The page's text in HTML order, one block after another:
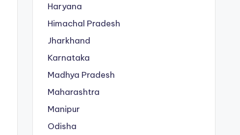
Haryana
Himachal Pradesh
Jharkhand
Karnataka
Madhya Pradesh
Maharashtra
Manipur
Odisha